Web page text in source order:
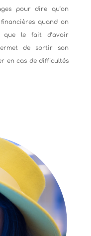
pour dire qu’on
quand on
le fait d’avoir
de sortir son
en cas de difficultés